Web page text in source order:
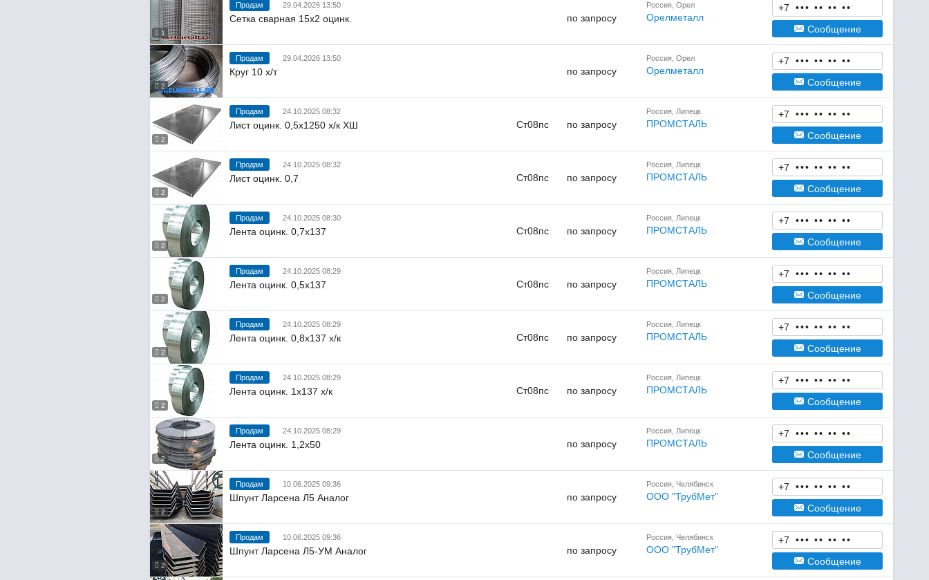
1
Продам 29.04.2026 13:50
Сетка сварная 15х2 оцинк. по запросу
Россия, Орел
Орелметалл
+7 ••• •• •• ••
Сообщение
2
Продам 29.04.2026 13:50
Круг 10 х/т по запросу
Россия, Орел
Орелметалл
+7 ••• •• •• ••
Сообщение
2
Продам 24.10.2025 08:32
Лист оцинк. 0,5х1250 х/к ХШ Ст08пс по запросу
Россия, Липецк
ПРОМСТАЛЬ
+7 ••• •• •• ••
Сообщение
2
Продам 24.10.2025 08:32
Лист оцинк. 0,7 Ст08пс по запросу
Россия, Липецк
ПРОМСТАЛЬ
+7 ••• •• •• ••
Сообщение
2
Продам 24.10.2025 08:30
Лента оцинк. 0,7х137 Ст08пс по запросу
Россия, Липецк
ПРОМСТАЛЬ
+7 ••• •• •• ••
Сообщение
2
Продам 24.10.2025 08:29
Лента оцинк. 0,5х137 Ст08пс по запросу
Россия, Липецк
ПРОМСТАЛЬ
+7 ••• •• •• ••
Сообщение
2
Продам 24.10.2025 08:29
Лента оцинк. 0,8х137 х/к Ст08пс по запросу
Россия, Липецк
ПРОМСТАЛЬ
+7 ••• •• •• ••
Сообщение
2
Продам 24.10.2025 08:29
Лента оцинк. 1х137 х/к Ст08пс по запросу
Россия, Липецк
ПРОМСТАЛЬ
+7 ••• •• •• ••
Сообщение
2
Продам 24.10.2025 08:29
Лента оцинк. 1,2х50 по запросу
Россия, Липецк
ПРОМСТАЛЬ
+7 ••• •• •• ••
Сообщение
2
Продам 10.06.2025 09:36
Шпунт Ларсена Л5 Аналог по запросу
Россия, Челябинск
ООО "ТрубМет"
+7 ••• •• •• ••
Сообщение
2
Продам 10.06.2025 09:36
Шпунт Ларсена Л5-УМ Аналог по запросу
Россия, Челябинск
ООО "ТрубМет"
+7 ••• •• •• ••
Сообщение